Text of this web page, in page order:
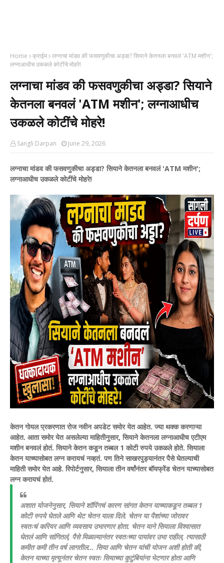
Home क्राईम लग्नाचा मांडव की फसवणुकीचा अड्डा? सियाने केतनला बनवलं 'ATM मशीन';
लग्नाआधीच उकळले कोटींचे मोहरे!
लग्नाचा मांडव की फसवणुकीचा अड्डा? सियाने
केतनला बनवलं 'ATM मशीन'; लग्नाआधीच
उकळले कोटींचे मोहरे!
Sangli Darpan June 29, 2026
लग्नाचा मांडव की फसवणुकीचा अड्डा? सियाने केतनला बनवलं 'ATM मशीन';
लग्नाआधीच उकळले कोटींचे मोहरे!
केतन गोयल प्रकरणात रोज नवीन अपडेट समोर येत आहेत. ज्या थक्क करणाऱ्या
आहेत. आता समोर येत असलेल्या माहितीनुसार, सियाने केतनला लग्नाआधीच एटीएम
मशीन बनवलं होतं. सियाने केतन कडून तब्बल 1 कोटी रुपये उकळले होते. सियाला
केतन याच्यासोबत लग्न करायचं नव्हतं. पण तिने साखरपुड्यानंतर पैसे घेतल्याची
माहिती समोर येत आहे. रिपोर्टनुसार, सियाला तीन वर्षांनंतर बॉयफ्रेंड चेतन याच्यासोबत
लग्न करायचं होतं.
अशात योजनेनुसार, सियाने शॉपिंगचं कारण सांगत केतन याच्याकडून तब्बल 1
कोटी रुपये घेतले आणि थेट चेतन याला दिले. चेतन या पैशांच्या जोरावर
स्वतःचं करियर आणि व्यवसाय उभारणार होता. चेतन याने सियाला विश्वासात
घेतलं आणि सांगितलं, पैसे मिळाल्यानंतर स्वतःच्या पायांवर उभा राहील, त्यासाठी
कमीत कमी तीन वर्ष लागतील… सिया आणि चेतन यांची योजन अशी होती की,
केतन याच्या मृत्यूनंतर चेतन स्वतः सियाच्या कुटुंबियांना भेटणार होता आणि